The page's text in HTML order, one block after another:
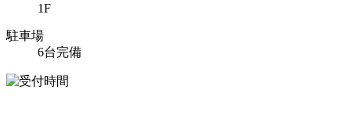
1F
駐車場
6台完備